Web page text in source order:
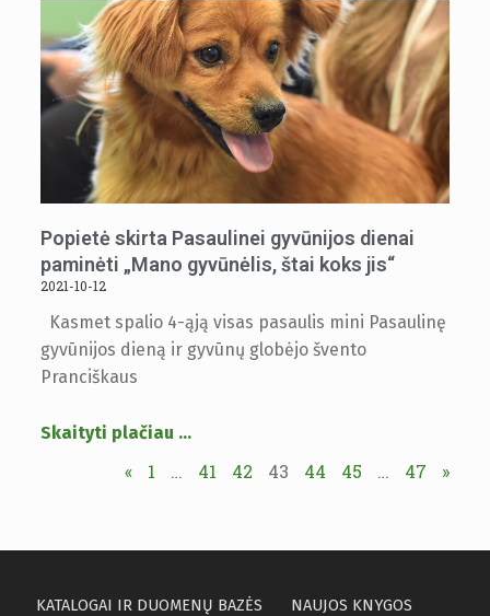
Popietė skirta Pasaulinei gyvūnijos dienai
paminėti „Mano gyvūnėlis, štai koks jis“
2021-10-12
Kasmet spalio 4-ąją visas pasaulis mini Pasaulinę
gyvūnijos dieną ir gyvūnų globėjo švento
Pranciškaus
Skaityti plačiau …
« 1 … 41 42 43 44 45 … 47 »
KATALOGAI IR DUOMENŲ BAZĖS NAUJOS KNYGOS